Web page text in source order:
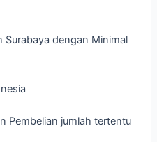
Surabaya dengan Minimal
Pembelian jumlah tertentu